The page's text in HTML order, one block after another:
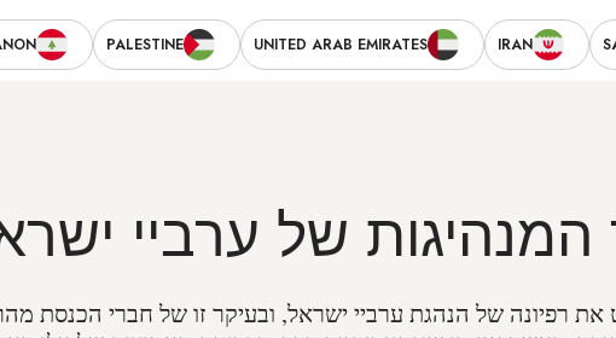
IRAN
UNITED ARAB EMIRATES
PALESTINE
של ערביי
את רפיונה של הנהגת ערביי ישראל, ובעיקר זו של חברי הכנסת